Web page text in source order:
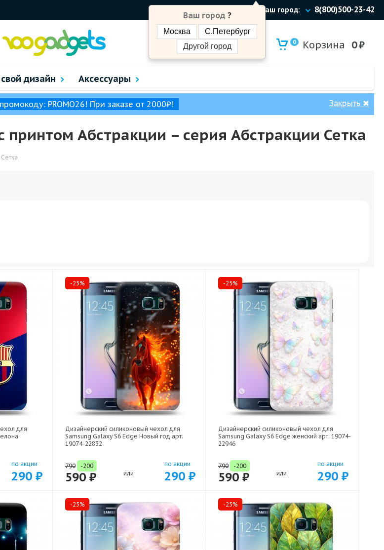
Ваш город:
Ваш город ?
Москва
С.Петербург
Другой город
8(800)500-23-42
0 Корзина 0₽
дизайн Аксессуары
PROMO26! При заказе от 2000₽! Закрыть ✖
принтом Абстракции – cерия Абстракции Сетка
для
по акции
290 ₽
-25%
Дизайнерский силиконовый чехол для
Samsung Galaxy S6 Edge Новый год арт:
19074-22832
790 -200
590 ₽ или
по акции
290 ₽
-25%
Дизайнерский силиконовый чехол для
Samsung Galaxy S6 Edge женский арт: 19074-
22946
790 -200
590 ₽ или
по акции
290 ₽
-25% -25%